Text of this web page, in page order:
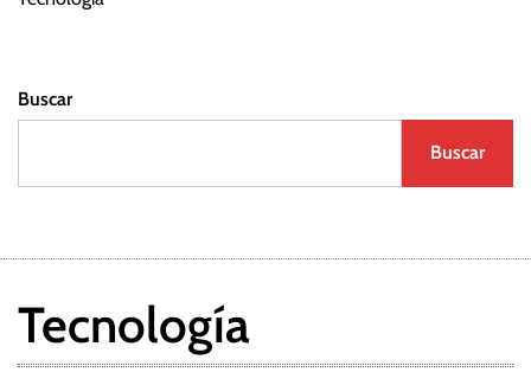
Buscar
Buscar
Tecnología